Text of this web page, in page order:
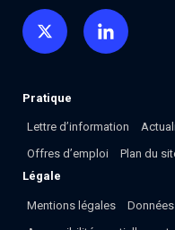
Pratique
Lettre d’information
Offres d’emploi
Plan du
Légale
Mentions légales